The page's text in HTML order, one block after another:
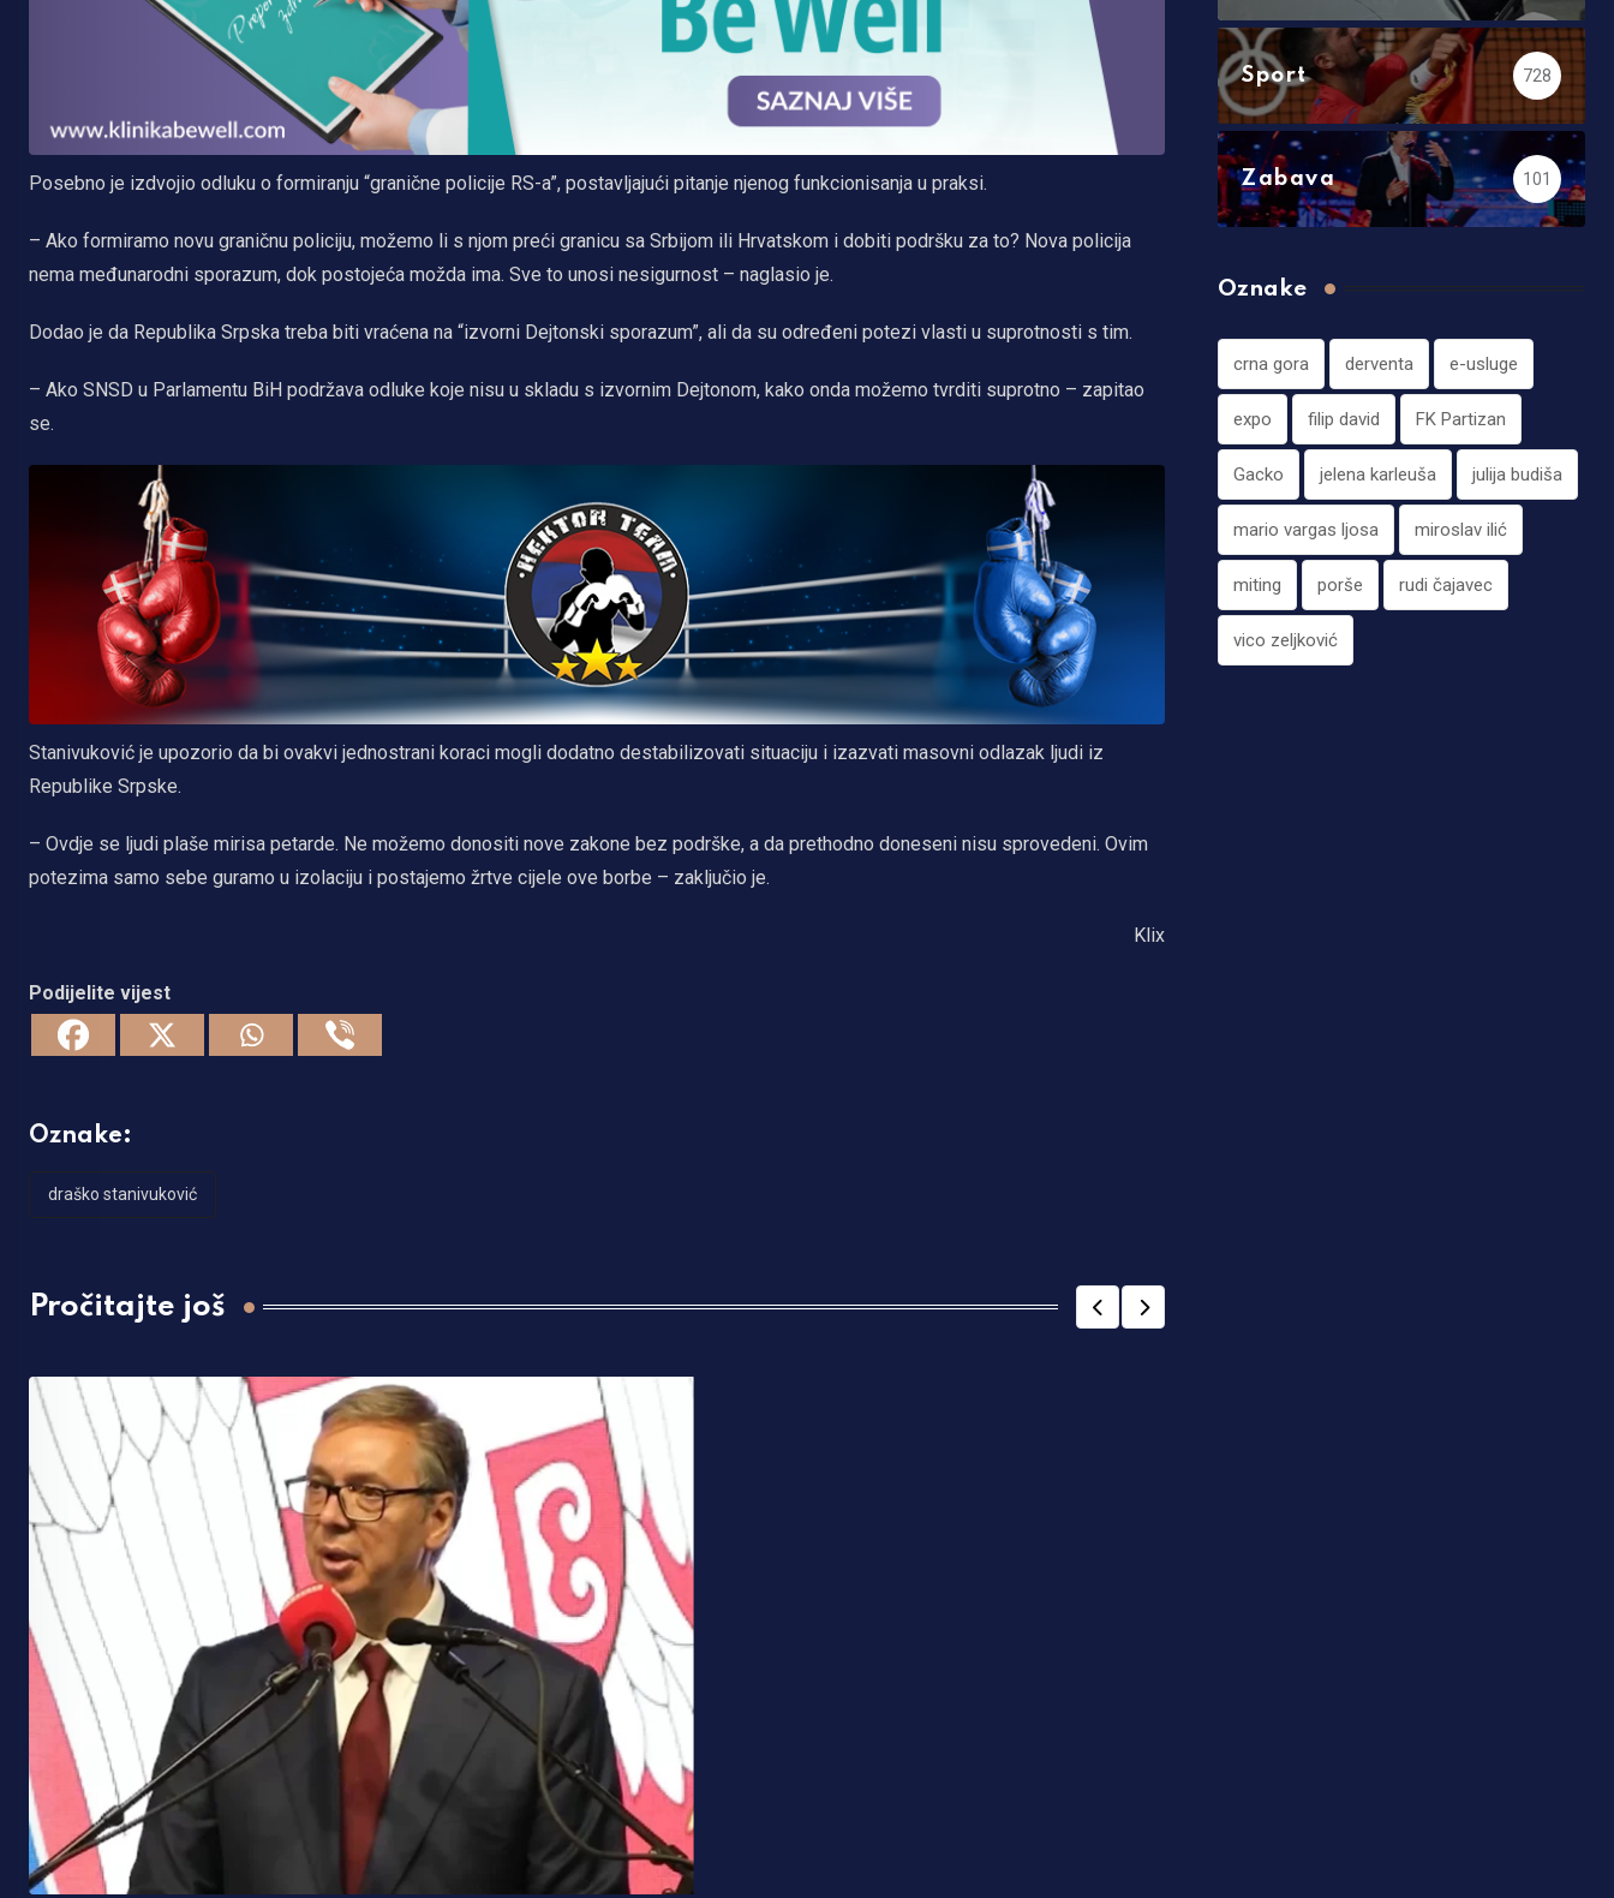
Posebno je izdvojio odluku o formiranju “granične policije RS-a”, postavljajući pitanje njenog funkcionisanja u praksi.
– Ako formiramo novu graničnu policiju, možemo li s njom preći granicu sa Srbijom ili Hrvatskom i dobiti podršku za to? Nova policija
nema međunarodni sporazum, dok postojeća možda ima. Sve to unosi nesigurnost – naglasio je.
Dodao je da Republika Srpska treba biti vraćena na “izvorni Dejtonski sporazum”, ali da su određeni potezi vlasti u suprotnosti s tim.
– Ako SNSD u Parlamentu BiH podržava odluke koje nisu u skladu s izvornim Dejtonom, kako onda možemo tvrditi suprotno – zapitao
se.
Stanivuković je upozorio da bi ovakvi jednostrani koraci mogli dodatno destabilizovati situaciju i izazvati masovni odlazak ljudi iz
Republike Srpske.
– Ovdje se ljudi plaše mirisa petarde. Ne možemo donositi nove zakone bez podrške, a da prethodno doneseni nisu sprovedeni. Ovim
potezima samo sebe guramo u izolaciju i postajemo žrtve cijele ove borbe – zaključio je.
Klix
Podijelite vijest
Oznake:
draško stanivuković
Pročitajte još
Sport 728
Zabava 101
Oznake
crna gora derventa e-usluge
expo filip david FK Partizan
Gacko jelena karleuša julija budiša
mario vargas ljosa miroslav ilić
miting porše rudi čajavec
vico zeljković